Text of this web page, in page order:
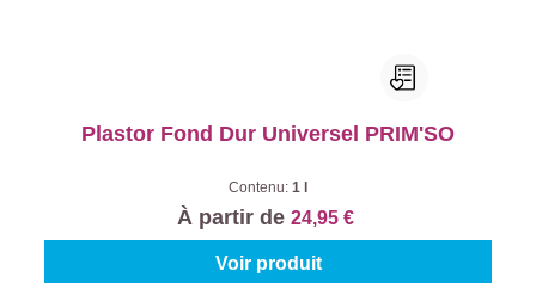
Plastor Fond Dur Universel PRIM'SO
Contenu: 1 l
À partir de 24,95 €
Voir produit